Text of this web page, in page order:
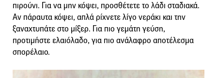
πιρούνι. Για να μην κόψει, προσθέτετε το λάδι σταδιακά.
Αν πάραυτα κόψει, απλά ρίχνετε λίγο νεράκι και την
ξαναχτυπάτε στο μίξερ. Για πιο γεμάτη γεύση,
προτιμήστε ελαιόλαδο, για πιο ανάλαφρο αποτέλεσμα
σπορέλαιο.